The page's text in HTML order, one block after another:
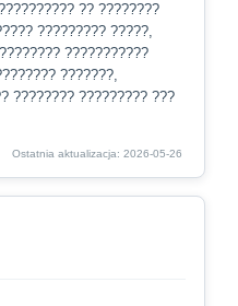
?? ????????
????????? ?????,
???????????
???????,
???????? ????????? ???
Ostatnia aktualizacja: 2026-05-26